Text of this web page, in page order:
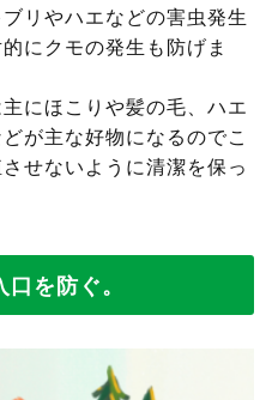
リやハエなどの害虫発生
にクモの発生も防げま
にほこりや髪の毛、ハエ
が主な好物になるのでこ
せないように清潔を保っ
を防ぐ。